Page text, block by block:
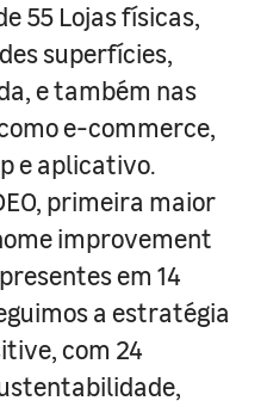
55 Lojas físicas,
superfícies,
e também nas
e-commerce,
e aplicativo.
primeira maior
improvement
em 14
a estratégia
com 24